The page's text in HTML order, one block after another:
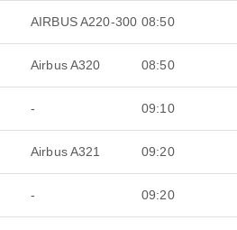
AIRBUS A220-300 08:50
Airbus A320 08:50
- 09:10
Airbus A321 09:20
- 09:20